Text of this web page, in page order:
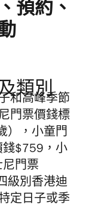
預約、
類別
和高峰季節
門票價錢標
），小童門
錢$759，小
門票
級別香港迪
定日子或季